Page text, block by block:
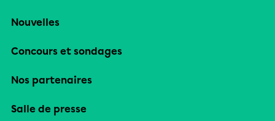
Nouvelles
Concours et sondages
Nos partenaires
Salle de presse